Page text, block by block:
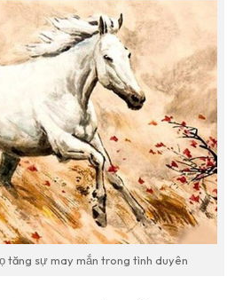
tăng sự may mắn trong tình duyên